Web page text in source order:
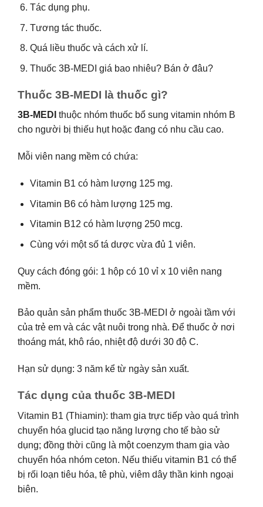
Tác dụng phụ.
Tương tác thuốc.
Quá liều thuốc và cách xử lí.
Thuốc 3B-MEDI giá bao nhiêu? Bán ở đâu?
Thuốc 3B-MEDI là thuốc gì?
3B-MEDI thuộc nhóm thuốc bổ sung vitamin nhóm B
cho người bị thiếu hụt hoặc đang có nhu cầu cao.
Mỗi viên nang mềm có chứa:
Vitamin B1 có hàm lượng 125 mg.
Vitamin B6 có hàm lượng 125 mg.
Vitamin B12 có hàm lượng 250 mcg.
Cùng với một số tá dược vừa đủ 1 viên.
Quy cách đóng gói: 1 hộp có 10 vỉ x 10 viên nang
mềm.
Bảo quản sản phẩm thuốc 3B-MEDI ở ngoài tầm với
của trẻ em và các vật nuôi trong nhà. Để thuốc ở nơi
thoáng mát, khô ráo, nhiệt độ dưới 30 độ C.
Hạn sử dụng: 3 năm kể từ ngày sản xuất.
Tác dụng của thuốc 3B-MEDI
Vitamin B1 (Thiamin): tham gia trực tiếp vào quá trình
chuyển hóa glucid tạo năng lượng cho tế bào sử
dụng; đồng thời cũng là một coenzym tham gia vào
chuyển hóa nhóm ceton. Nếu thiếu vitamin B1 có thể
bị rối loạn tiêu hóa, tê phù, viêm dây thần kinh ngoại
biên.